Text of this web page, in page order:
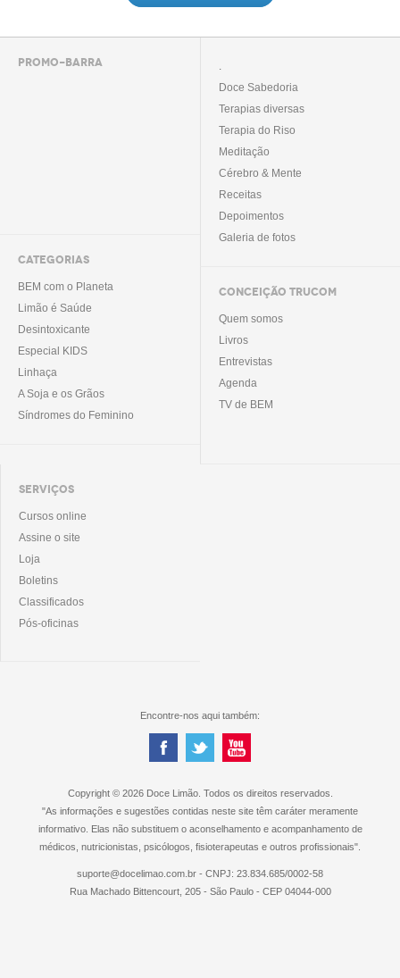
PROMO-BARRA
CATEGORIAS
BEM com o Planeta
Limão é Saúde
Desintoxicante
Especial KIDS
Linhaça
A Soja e os Grãos
Síndromes do Feminino
.
Doce Sabedoria
Terapias diversas
Terapia do Riso
Meditação
Cérebro & Mente
Receitas
Depoimentos
Galeria de fotos
CONCEIÇÃO TRUCOM
Quem somos
Livros
Entrevistas
Agenda
TV de BEM
SERVIÇOS
Cursos online
Assine o site
Loja
Boletins
Classificados
Pós-oficinas
Encontre-nos aqui também:
Copyright © 2026 Doce Limão. Todos os direitos reservados.
"As informações e sugestões contidas neste site têm caráter meramente
informativo. Elas não substituem o aconselhamento e acompanhamento de
médicos, nutricionistas, psicólogos, fisioterapeutas e outros profissionais".
suporte@docelimao.com.br - CNPJ: 23.834.685/0002-58
Rua Machado Bittencourt, 205 - São Paulo - CEP 04044-000